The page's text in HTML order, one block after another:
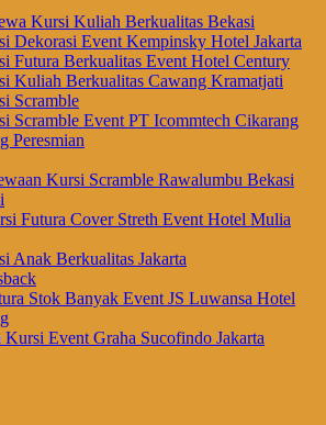
Kursi Kuliah Berkualitas Bekasi
Dekorasi Event Kempinsky Hotel Jakarta
Futura Berkualitas Event Hotel Century
Kuliah Berkualitas Cawang Kramatjati
Scramble
Scramble Event PT Icommtech Cikarang
Peresmian
Kursi Scramble Rawalumbu Bekasi
Futura Cover Streth Event Hotel Mulia
Anak Berkualitas Jakarta
Stok Banyak Event JS Luwansa Hotel
Event Graha Sucofindo Jakarta